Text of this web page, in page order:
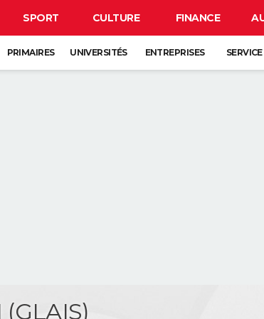
SPORT CULTURE FINANCE
PRIMAIRES UNIVERSITÉS ENTREPRISES